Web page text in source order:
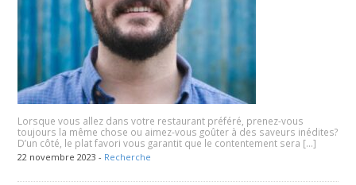
Lorsque vous allez dans votre restaurant préféré, prenez-vous
toujours la même chose ou aimez-vous goûter à des saveurs inédites?
D’un côté, le plat favori vous garantit que le contentement sera […]
22 novembre 2023 - Recherche